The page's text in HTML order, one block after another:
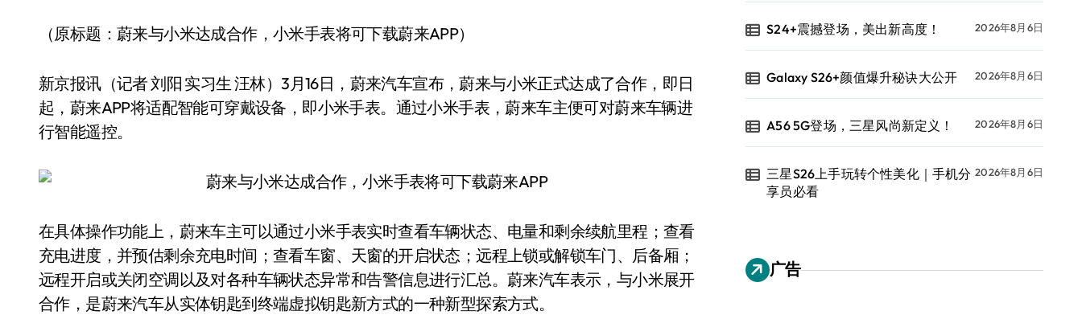
（原标题：蔚来与小米达成合作，小米手表将可下载蔚来APP）
新京报讯（记者 刘阳 实习生 汪林）3月16日，蔚来汽车宣布，蔚来与小米正式达成了合作，即日
起，蔚来APP将适配智能可穿戴设备，即小米手表。通过小米手表，蔚来车主便可对蔚来车辆进
行智能遥控。
在具体操作功能上，蔚来车主可以通过小米手表实时查看车辆状态、电量和剩余续航里程；查看
充电进度，并预估剩余充电时间；查看车窗、天窗的开启状态；远程上锁或解锁车门、后备厢；
远程开启或关闭空调以及对各种车辆状态异常和告警信息进行汇总。蔚来汽车表示，与小米展开
合作，是蔚来汽车从实体钥匙到终端虚拟钥匙新方式的一种新型探索方式。
S24+震撼登场，美出新高度！ 2026年8月6日
Galaxy S26+颜值爆升秘诀大公开 2026年8月6日
A56 5G登场，三星风尚新定义！ 2026年8月6日
三星S26上手玩转个性美化｜手机分
享员必看
2026年8月6日
广告